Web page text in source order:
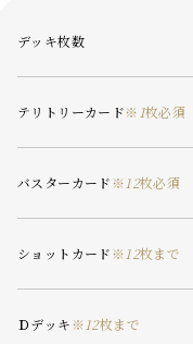
デッキ枚数
テリトリーカード※ 1枚必須
バスターカード※ 12枚必須
ショットカード※ 12枚まで
Ｄデッキ※ 12枚まで